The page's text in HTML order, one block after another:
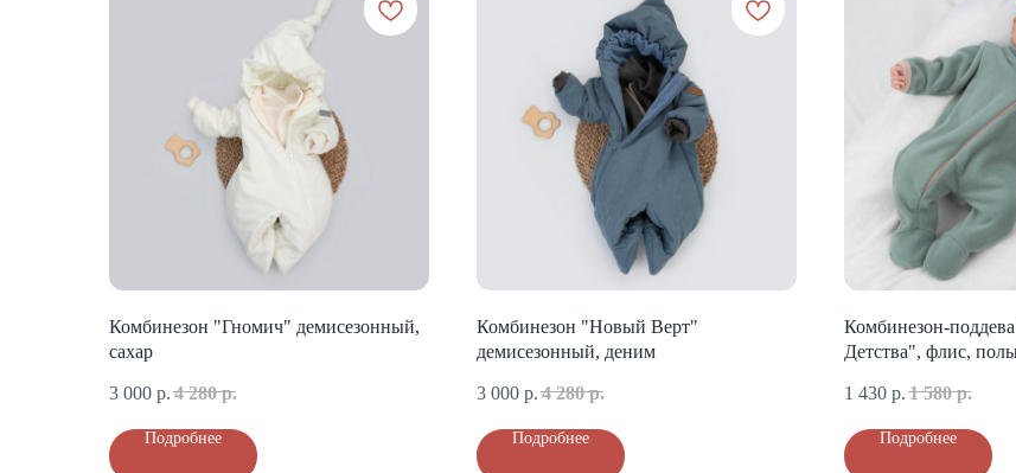
Комбинезон "Гномич" демисезонный,
сахар
3 000 р. 4 280 р.
Подробнее
Комбинезон "Новый Верт"
демисезонный, деним
3 000 р. 4 280 р.
Подробнее
Комбинезон-
Детства", флис,
1 430 р. 1 580 р.
Подробнее